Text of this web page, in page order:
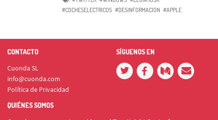
#COCHESELECTRICOS #DESINFORMACION #APPLE
CONTACTO
Cuonda SL
info@cuonda.com
Política de Privacidad
SÍGUENOS EN
QUIÉNES SOMOS